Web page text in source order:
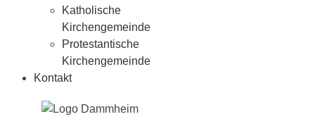
Katholische
Kirchengemeinde
Protestantische
Kirchengemeinde
Kontakt